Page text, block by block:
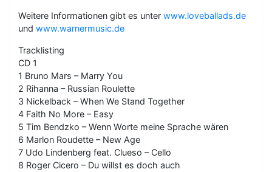
Weitere Informationen gibt es unter www.loveballads.de
und www.warnermusic.de
Tracklisting
CD 1
1 Bruno Mars – Marry You
2 Rihanna – Russian Roulette
3 Nickelback – When We Stand Together
4 Faith No More – Easy
5 Tim Bendzko – Wenn Worte meine Sprache wären
6 Marlon Roudette – New Age
7 Udo Lindenberg feat. Clueso – Cello
8 Roger Cicero – Du willst es doch auch